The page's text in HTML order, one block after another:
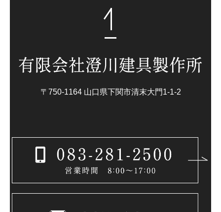
〒750-1164 山口県下関市清末大門1-1-2